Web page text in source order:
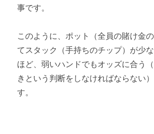
事です。
このように、ポット（全員の賭け金
てスタック（手持ちのチップ）が少
ほど、弱いハンドでもオッズに合う
きという判断をしなければならない
す。